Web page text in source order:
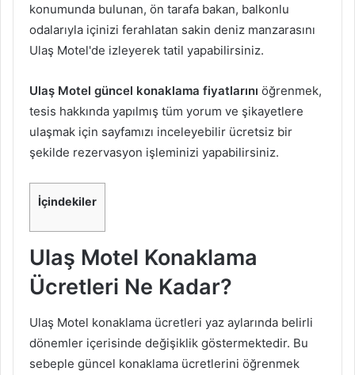
konumunda bulunan, ön tarafa bakan, balkonlu
odalarıyla içinizi ferahlatan sakin deniz manzarasını
Ulaş Motel'de izleyerek tatil yapabilirsiniz.
Ulaş Motel güncel konaklama fiyatlarını öğrenmek,
tesis hakkında yapılmış tüm yorum ve şikayetlere
ulaşmak için sayfamızı inceleyebilir ücretsiz bir
şekilde rezervasyon işleminizi yapabilirsiniz.
İçindekiler
Ulaş Motel Konaklama
Ücretleri Ne Kadar?
Ulaş Motel konaklama ücretleri yaz aylarında belirli
dönemler içerisinde değişiklik göstermektedir. Bu
sebeple güncel konaklama ücretlerini öğrenmek